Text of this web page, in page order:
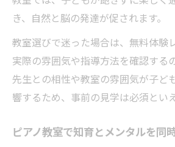
き、自然と脳の発達が促されます。
教室選びで迷った場合は、無料体験
実際の雰囲気や指導方法を確認する
先生との相性や教室の雰囲気が子ど
響するため、事前の見学は必須とい
ピアノ教室で知育とメンタルを同